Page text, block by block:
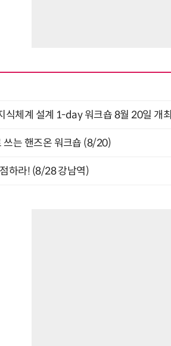
식체계 설계 1-day 워크숍 8월 20일 개최
쓰는 핸즈온 워크숍 (8/20)
하라! (8/28 강남역)